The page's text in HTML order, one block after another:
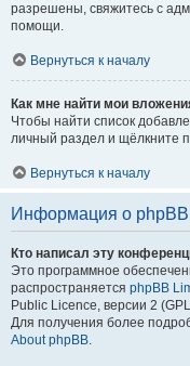
разрешены, свяжитесь с
помощи.
Вернуться к началу
Как мне найти мои
Чтобы найти список
личный раздел и щёлкните
Вернуться к началу
Информация о phpBB
Кто написал эту
Это программное
распространяется phpBB
Public Licence, версии 2
Для получения более
About phpBB.